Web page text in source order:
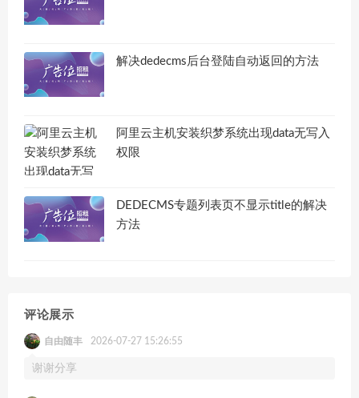
解决dedecms后台登陆自动返回的方法
阿里云主机安装织梦系统出现data无写入
权限
DEDECMS专题列表页不显示title的解决
方法
评论展示
自由随丰 2026-07-27 15:26:55
谢谢分享